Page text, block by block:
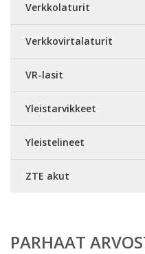
Verkkolaturit
Verkkovirtalaturit
VR-lasit
Yleistarvikkeet
Yleistelineet
ZTE akut
PARHAAT